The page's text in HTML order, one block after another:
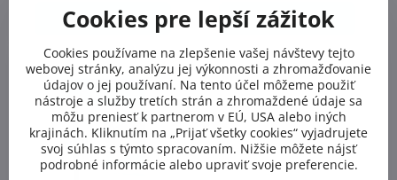
Do košíka Do košíka
Cookies pre lepší zážitok
Cookies používame na zlepšenie vašej návštevy tejto
webovej stránky, analýzu jej výkonnosti a zhromažďovanie
údajov o jej používaní. Na tento účel môžeme použiť
nástroje a služby tretích strán a zhromaždené údaje sa
môžu preniesť k partnerom v EÚ, USA alebo iných
krajinách. Kliknutím na „Prijať všetky cookies“ vyjadrujete
svoj súhlas s týmto spracovaním. Nižšie môžete nájsť
podrobné informácie alebo upraviť svoje preferencie.